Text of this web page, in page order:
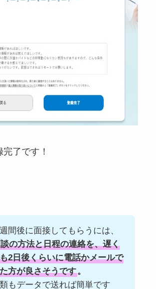
了です！
間後に面接してもらうには、
の方法と日程の連絡を、遅く
2日後くらいに電話かメールで
方が良さそうです。
もデータで送れば簡単です